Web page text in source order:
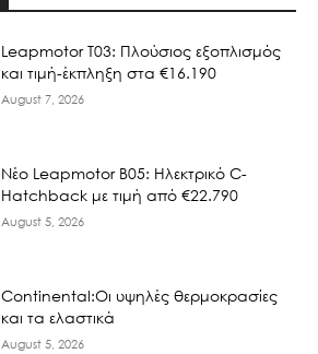
Leapmotor T03: Πλούσιος εξοπλισμός
και τιμή-έκπληξη στα €16.190
August 7, 2026
Νέο Leapmotor B05: Ηλεκτρικό C-
Hatchback με τιμή από €22.790
August 5, 2026
Continental:Οι υψηλές θερμοκρασίες
και τα ελαστικά
August 5, 2026